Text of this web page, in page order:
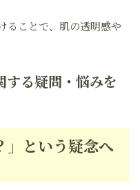
ることで、肌の透明感や
する疑問・悩みを
」という疑念へ